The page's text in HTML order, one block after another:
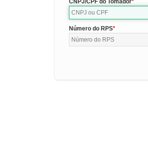
CNPJ/CPF do Tomador
Número do RPS